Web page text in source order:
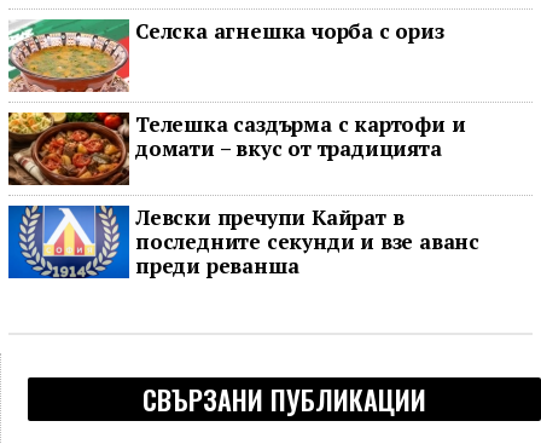
Селска агнешка чорба с ориз
Телешка саздърма с картофи и
домати – вкус от традицията
Левски пречупи Кайрат в
последните секунди и взе аванс
преди реванша
СВЪРЗАНИ ПУБЛИКАЦИИ